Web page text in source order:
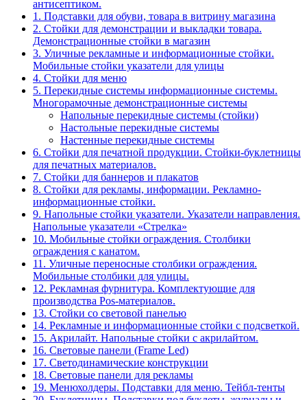
антисептиком.
1. Подставки для обуви, товара в витрину магазина
2. Стойки для демонстрации и выкладки товара.
Демонстрационные стойки в магазин
3. Уличные рекламные и информационные стойки.
Мобильные стойки указатели для улицы
4. Стойки для меню
5. Перекидные системы информационные системы.
Многорамочные демонстрационные системы
Напольные перекидные системы (стойки)
Настольные перекидные системы
Настенные перекидные системы
6. Стойки для печатной продукции. Стойки-буклетницы
для печатных материалов.
7. Стойки для баннеров и плакатов
8. Стойки для рекламы, информации. Рекламно-
информационные стойки.
9. Напольные стойки указатели. Указатели направления.
Напольные указатели «Стрелка»
10. Мобильные стойки ограждения. Столбики
ограждения с канатом.
11. Уличные переносные столбики ограждения.
Мобильные столбики для улицы.
12. Рекламная фурнитура. Комплектующие для
производства Pos-материалов.
13. Стойки со световой панелью
14. Рекламные и информационные стойки с подсветкой.
15. Акрилайт. Напольные стойки с акрилайтом.
16. Световые панели (Frame Led)
17. Светодинамические конструкции
18. Световые панели для рекламы
19. Менюхолдеры. Подставки для меню. Тейбл-тенты